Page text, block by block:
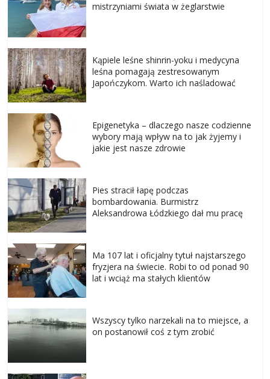
mistrzyniami świata w żeglarstwie
Kąpiele leśne shinrin-yoku i medycyna
leśna pomagają zestresowanym
Japończykom. Warto ich naśladować
Epigenetyka – dlaczego nasze codzienne
wybory mają wpływ na to jak żyjemy i
jakie jest nasze zdrowie
Pies stracił łapę podczas
bombardowania. Burmistrz
Aleksandrowa Łódzkiego dał mu pracę
Ma 107 lat i oficjalny tytuł najstarszego
fryzjera na świecie. Robi to od ponad 90
lat i wciąż ma stałych klientów
Wszyscy tylko narzekali na to miejsce, a
on postanowił coś z tym zrobić